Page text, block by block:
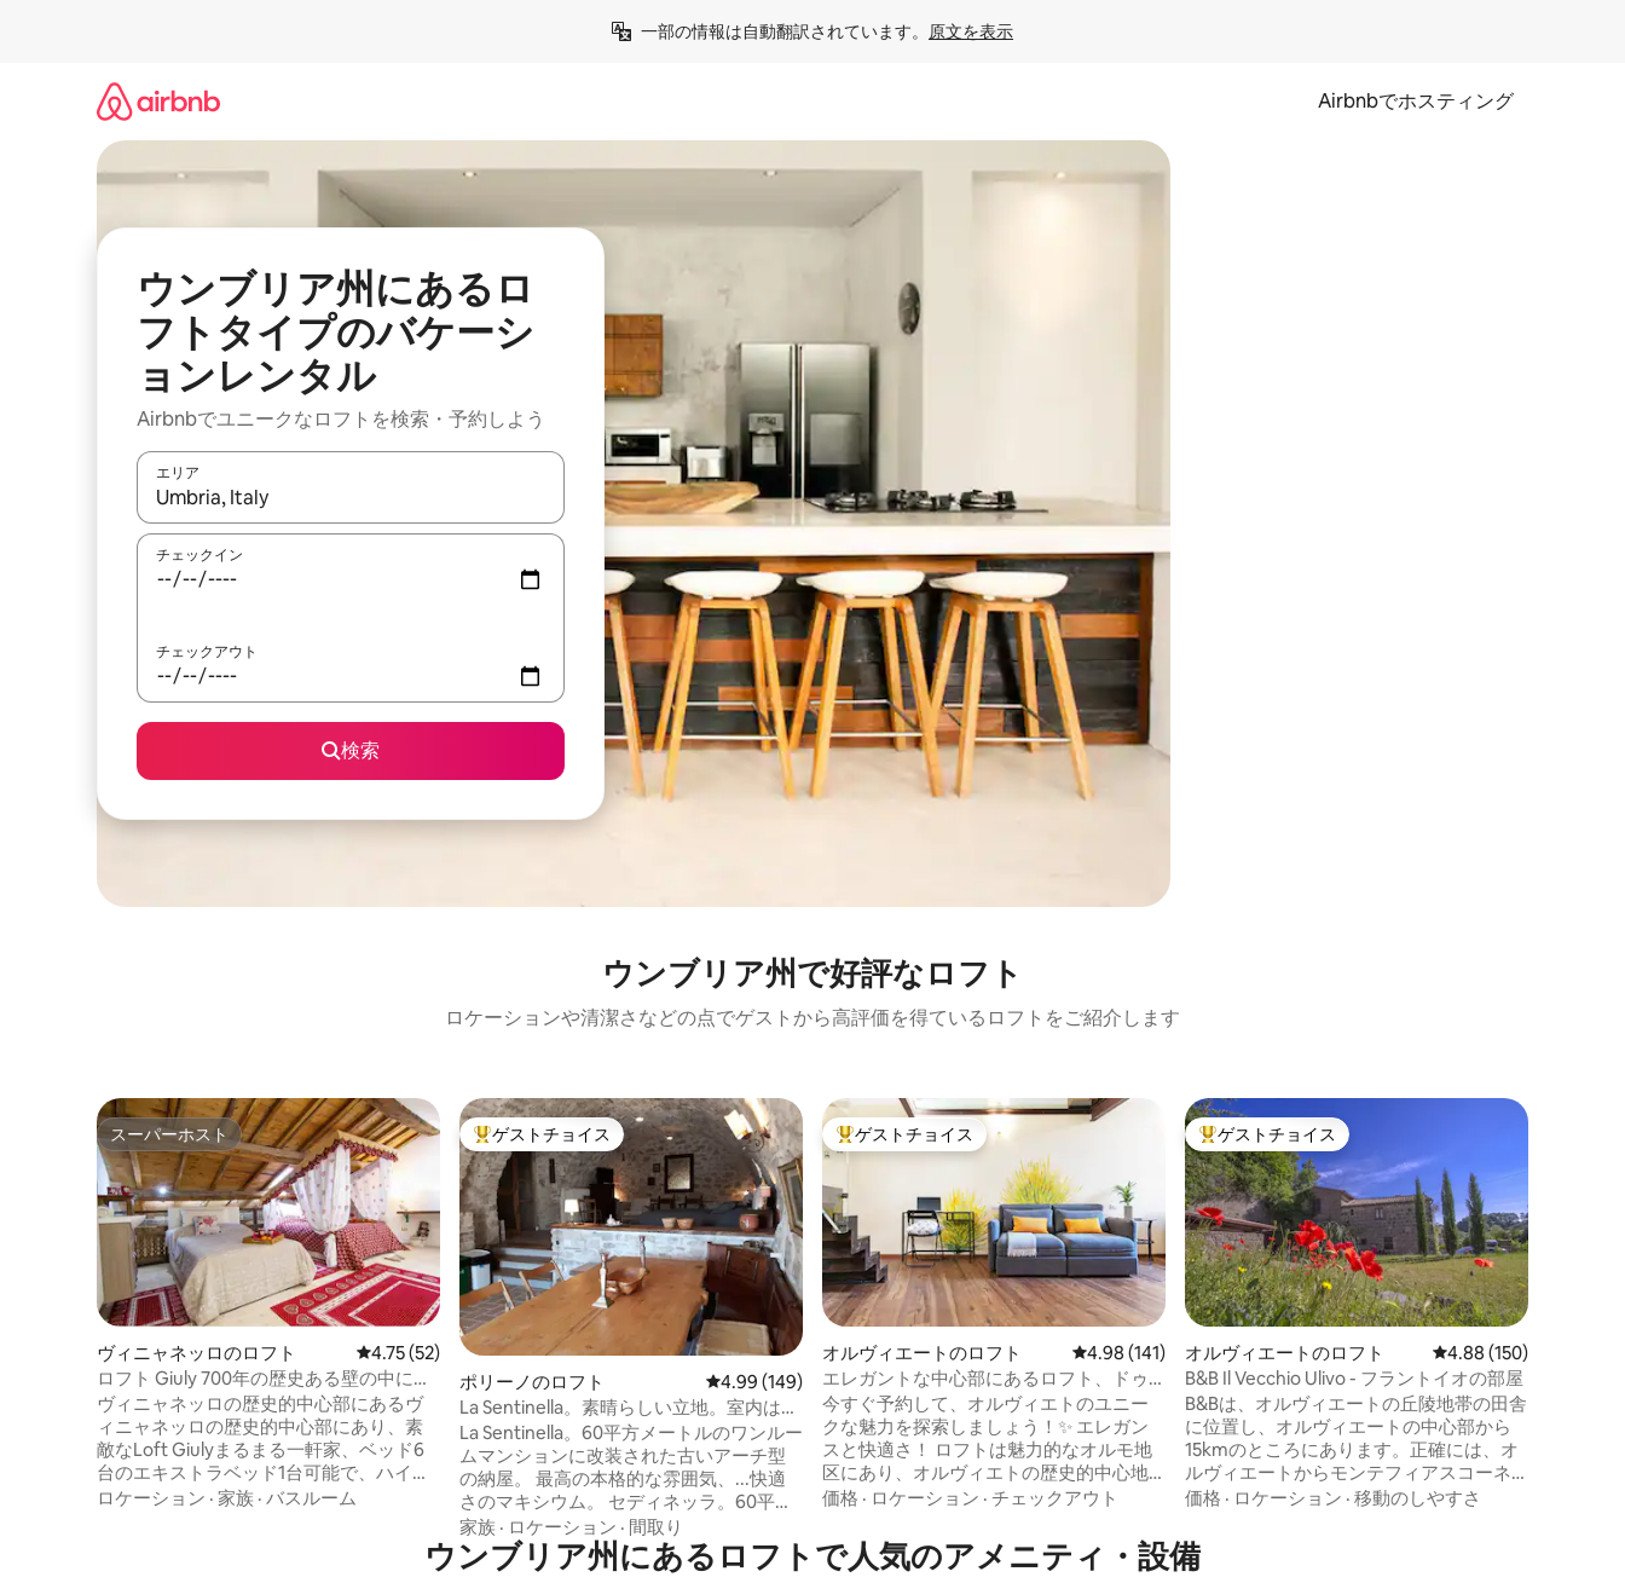
一部の情報は自動翻訳されています。 原文を表示
Airbnbでホスティング
ウンブリア州にあるロ
フトタイプのバケーシ
ョンレンタル
Airbnbでユニークなロフトを検索・予約しよう
エリア
検索結果が表示されたら、上下の矢印キーを使って移動するか、画面をタッチまたはスワイプして検索結果を確認することができます。
チェックイン
チェックアウト
検索
ウンブリア州で好評なロフト
ロケーションや清潔さなどの点でゲストから高評価を得ているロフトをご紹介します
スーパーホスト
スーパーホスト
ヴィニャネッロのロフト レビュー52件、5つ星中4.75つ星の平均評価
4.75 (52)
ロフト Giuly 700年の歴史ある壁の中にあ
ります
ヴィニャネッロの歴史的中心部にあるヴ
ィニャネッロの歴史的中心部にあり、素
敵なLoft Giulyまるまる一軒家、ベッド6
台のエキストラベッド1台可能で、ハイド
ロマッサージ付きのバスルーム2室、シャ
ロケーション · 家族 · バスルーム
大好評のゲストチョイスです。
ゲストチョイス
ポリーノのロフト レビュー149件、5つ星中4.99つ星の平均評価
4.99 (149)
La Sentinella。素晴らしい立地。室内は暖
かいです
La Sentinella。60平方メートルのワンルー
ムマンションに改装された古いアーチ型
の納屋。 最高の本格的な雰囲気、...快適
さのマキシウム。 セディネッラ。60平方
メートルのワンルームマンションに改装
された古いアーチ型の納屋。 最高の本格
的な雰囲気...快適なマキシウム。 La
家族 · ロケーション · 間取り
大好評のゲストチョイスです。
ゲストチョイス
オルヴィエートのロフト レビュー141件、5つ星中4.98つ星の平均評価
4.98 (141)
エレガントな中心部にあるロフト、ドゥ
オーモから5歩
今すぐ予約して、オルヴィエトのユニー
クな魅力を探索しましょう！✨ エレガン
スと快適さ！ ロフトは魅力的なオルモ地
区にあり、オルヴィエトの歴史的中心地
で最も美しいエリアの1つで、ポッツォ・
ーまたは電車駅から簡単にアクセスでき
ます（フニキュラーでオルヴィエトまで
価格 · ロケーション · チェックアウト
大好評のゲストチョイスです。
ゲストチョイス
オルヴィエートのロフト レビュー150件、5つ
4.88 (150)
B&B Il Vecchio Ulivo - フラントイオの部屋
B&Bは、オルヴィエートの丘陵地帯の田舎
に位置し、オルヴィエートの中心部から
15kmのところにあります。正確には、オ
ルヴィエートからモンテフィアスコーネ
へと続くウンブロ・カゼルティーネ州道 -
ゥファの農家で、16世紀に建てられまし
た。周囲を囲む丘から採石された石でで
価格 · ロケーション · 移動のしやすさ
ウンブリア州にあるロフトで人気のアメニティ・設備